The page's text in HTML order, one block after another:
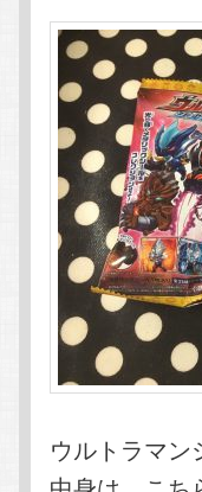
へ
移
動
移
動
ウルトラマン